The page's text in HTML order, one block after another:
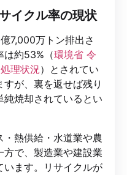
イクル率の現状
7,000万トン排出さ
は約53%（環境省 令
理状況）とされてい
が、裏を返せば残り
焼却されているとい
熱供給・水道業や農
で、製造業や建設業
います。リサイクルが